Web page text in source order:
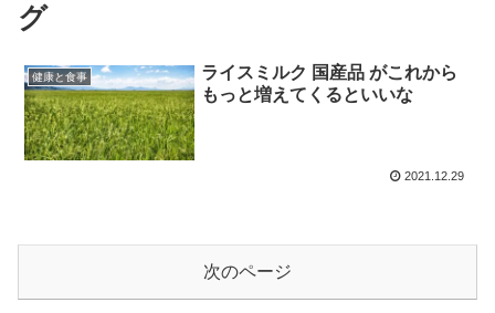
グ
健康と食事
ライスミルク 国産品 がこれから
もっと増えてくるといいな
2021.12.29
次のページ